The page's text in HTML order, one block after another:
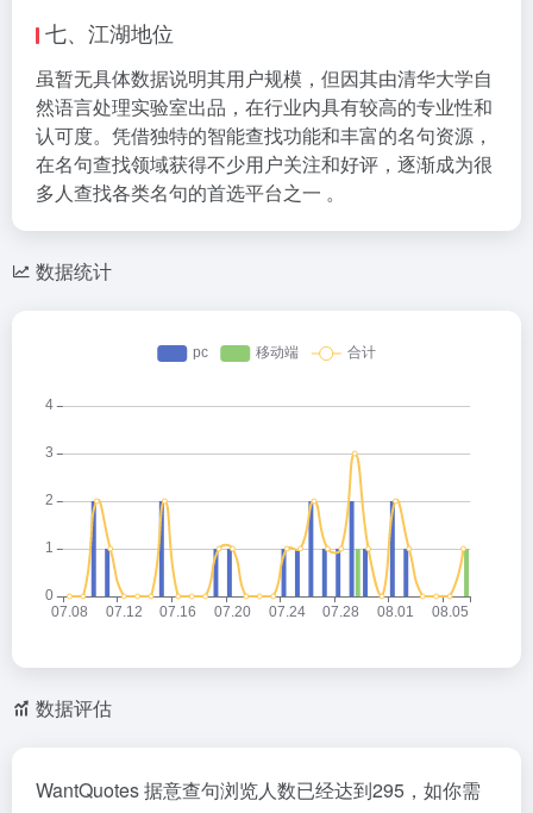
七、江湖地位
虽暂无具体数据说明其用户规模，但因其由清华大学自
然语言处理实验室出品，在行业内具有较高的专业性和
认可度。凭借独特的智能查找功能和丰富的名句资源，
在名句查找领域获得不少用户关注和好评，逐渐成为很
多人查找各类名句的首选平台之一 。
数据统计
数据评估
WantQuotes 据意查句浏览人数已经达到295，如你需